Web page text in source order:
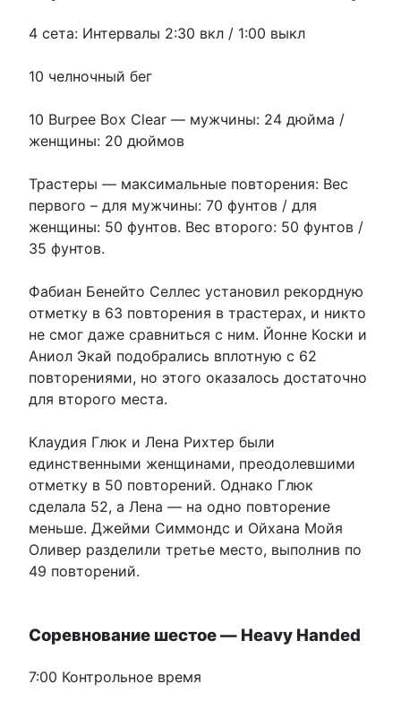
4 сета: Интервалы 2:30 вкл / 1:00 выкл
10 челночный бег
10 Burpee Box Clear — мужчины: 24 дюйма /
женщины: 20 дюймов
Трастеры — максимальные повторения: Вес
первого – для мужчины: 70 фунтов / для
женщины: 50 фунтов. Вес второго: 50 фунтов /
35 фунтов.
Фабиан Бенейто Селлес установил рекордную
отметку в 63 повторения в трастерах, и никто
не смог даже сравниться с ним. Йонне Коски и
Аниол Экай подобрались вплотную с 62
повторениями, но этого оказалось достаточно
для второго места.
Клаудия Глюк и Лена Рихтер были
единственными женщинами, преодолевшими
отметку в 50 повторений. Однако Глюк
сделала 52, а Лена — на одно повторение
меньше. Джейми Симмондс и Ойхана Мойя
Оливер разделили третье место, выполнив по
49 повторений.
Соревнование шестое — Heavy Handed
7:00 Контрольное время